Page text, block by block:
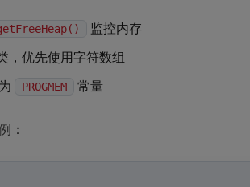
监控内存
，优先使用字符数组
PROGMEM 常量
：